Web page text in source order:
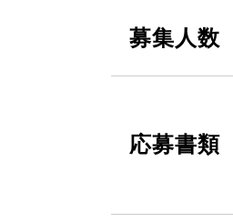
募集人数
応募書類